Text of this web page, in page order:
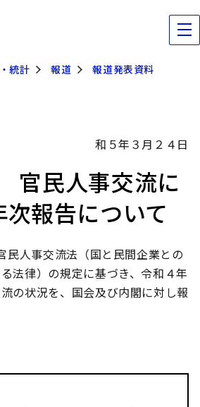
統計 報道 報道発表資料
和５年３月２４日
民人事交流に
次報告について
民人事交流法（国と民間企業との
法律）の規定に基づき、令和４年
の状況を、国会及び内閣に対し報